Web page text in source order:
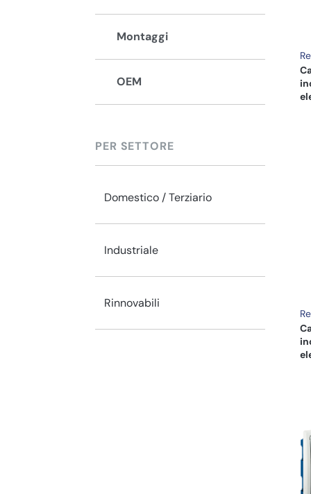
Montaggi
OEM
PER SETTORE
Domestico / Terziario
Industriale
Rinnovabili